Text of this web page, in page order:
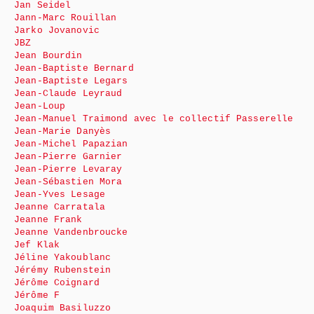
Jan Seidel
Jann-Marc Rouillan
Jarko Jovanovic
JBZ
Jean Bourdin
Jean-Baptiste Bernard
Jean-Baptiste Legars
Jean-Claude Leyraud
Jean-Loup
Jean-Manuel Traimond avec le collectif Passerelle
Jean-Marie Danyès
Jean-Michel Papazian
Jean-Pierre Garnier
Jean-Pierre Levaray
Jean-Sébastien Mora
Jean-Yves Lesage
Jeanne Carratala
Jeanne Frank
Jeanne Vandenbroucke
Jef Klak
Jéline Yakoublanc
Jérémy Rubenstein
Jérôme Coignard
Jérôme F
Joaquim Basiluzzo